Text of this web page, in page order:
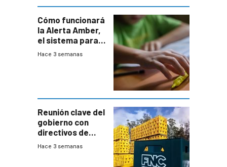
Cómo funcionará
la Alerta Amber,
el sistema para
la búsqueda
Hace 3 semanas
Reunión clave del
gobierno con
directivos de
Fábricas
Hace 3 semanas